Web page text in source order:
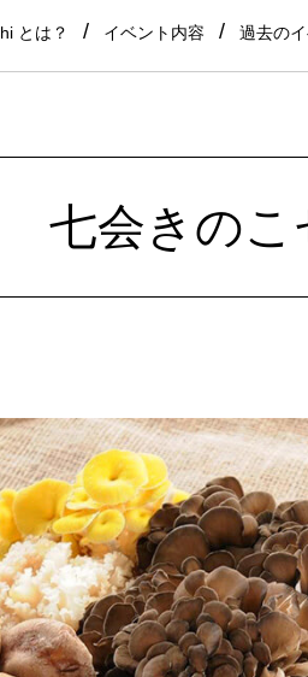
とは？ イベント内容 過去の
七会きのこ